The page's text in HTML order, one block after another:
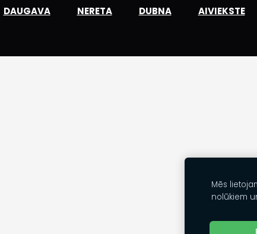
DAUGAVA NERETA DUBNA AIVIEKSTE
Mēs
nolūkiem